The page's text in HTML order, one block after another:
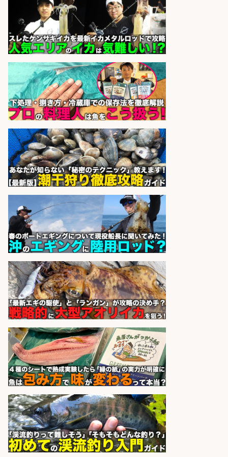
務OK/希望休が取得できる/広島県
会社名 株式会社ホットスタッフ五日市
sponsored by 求人ボックス
さらに求人情報を見る